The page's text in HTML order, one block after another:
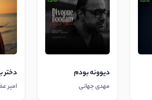
دیوونه بودم
مهدی جهانی
دختر
امیر